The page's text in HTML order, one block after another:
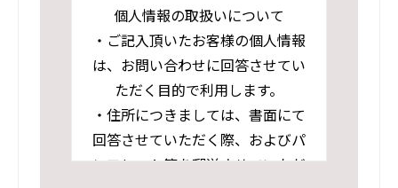
個人情報の取扱いについて
・ご記入頂いたお客様の個人情報
は、お問い合わせに回答させてい
ただく目的で利用します。
・住所につきましては、書面にて
回答させていただく際、およびパ
ンフレット等を郵送させていただ